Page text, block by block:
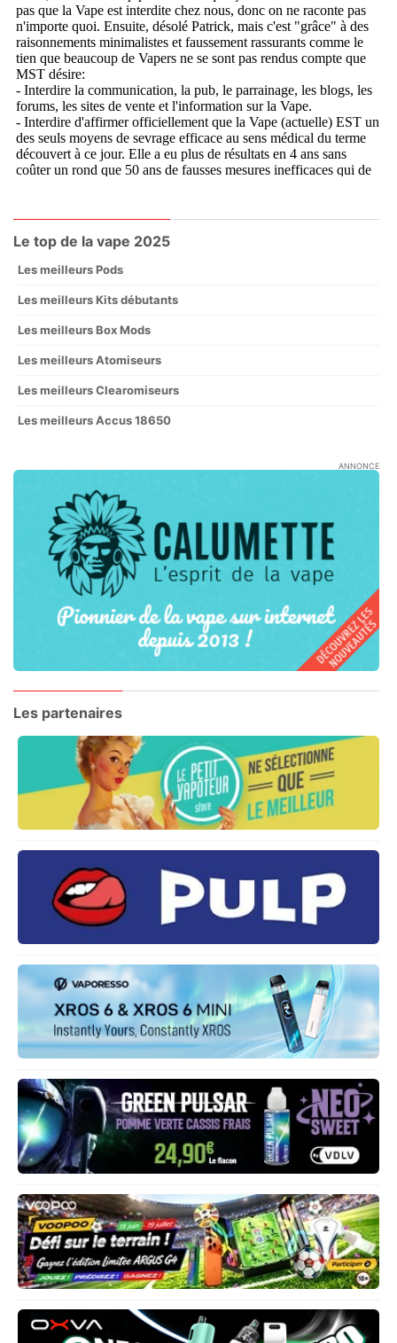
Le top de la vape 2025
Les meilleurs Pods
Les meilleurs Kits débutants
Les meilleurs Box Mods
Les meilleurs Atomiseurs
Les meilleurs Clearomiseurs
Les meilleurs Accus 18650
ANNONCE
Les partenaires